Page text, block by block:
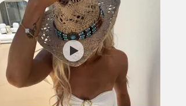
תקנון משתתפים וזוכים בפרסים
תקנון עבור פעילות אלקטרה
תקנון עבור פעילות ספורט 1 – "מרלן"
טניס
גיימינג E-Sports